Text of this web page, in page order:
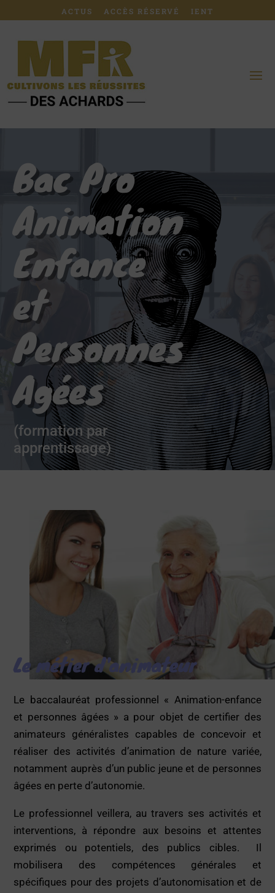
ACTUS ACCÈS RÉSERVÉ IENT
Bac Pro
Animation
Enfance
et
Personnes
Agées
(formation par
apprentissage)
Le métier d'animateur
Le baccalauréat professionnel « Animation-enfance
et personnes âgées » a pour objet de certifier des
animateurs généralistes capables de concevoir et
réaliser des activités d’animation de nature variée,
notamment auprès d’un public jeune et de personnes
âgées en perte d’autonomie.
Le professionnel veillera, au travers ses activités et
interventions, à répondre aux besoins et attentes
exprimés ou potentiels, des publics cibles. Il
mobilisera des compétences générales et
spécifiques pour des projets d’autonomisation et de